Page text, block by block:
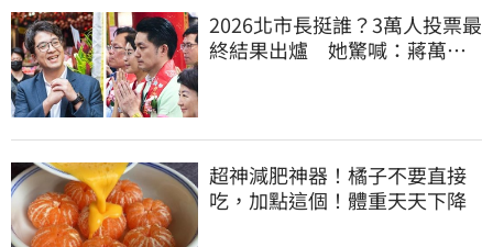
2026北市長挺誰？3萬人投票最
終結果出爐 她驚喊：蔣萬安
超神減肥神器！橘子不要直接
吃，加點這個！體重天天下降